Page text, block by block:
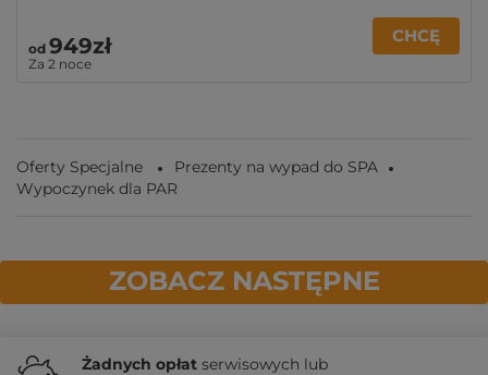
od 949zł
Za 2 noce
CHCĘ
Oferty Specjalne
Prezenty na wypad do SPA
Wypoczynek dla PAR
ZOBACZ NASTĘPNE
Żadnych opłat serwisowych lub